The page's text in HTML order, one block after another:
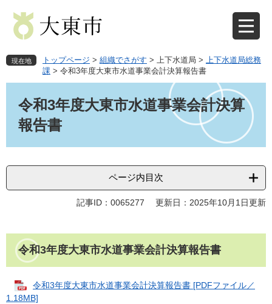
先
で
を
ば
へ
現在地 トップページ > 組織でさがす > 上下水道局 > 上下水道局総務
課 > 令和3年度大東市水道事業会計決算報告書
令和3年度大東市水道事業会計決算
報告書
ページ内目次
記事ID：0065277 更新日：2025年10月1日更新
令和3年度大東市水道事業会計決算報告書
令和3年度大東市水道事業会計決算報告書 [PDFファイル／
1.18MB]